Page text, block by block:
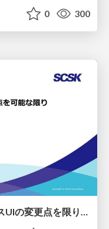
0 300
ServiceNow YokohamaリリースUIの変更点を限りなく探してみた